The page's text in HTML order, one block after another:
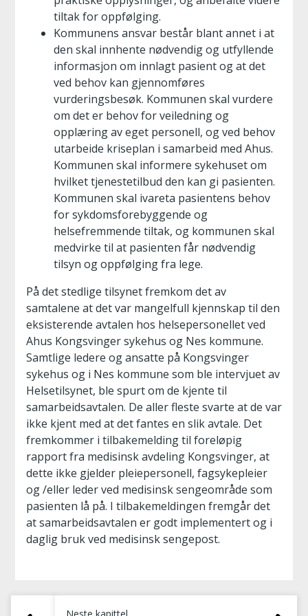
tiltak for oppfølging.
Kommunens ansvar består blant annet i at
den skal innhente nødvendig og utfyllende
informasjon om innlagt pasient og at det
ved behov kan gjennomføres
vurderingsbesøk. Kommunen skal vurdere
om det er behov for veiledning og
opplæring av eget personell, og ved behov
utarbeide kriseplan i samarbeid med Ahus.
Kommunen skal informere sykehuset om
hvilket tjenestetilbud den kan gi pasienten.
Kommunen skal ivareta pasientens behov
for sykdomsforebyggende og
helsefremmende tiltak, og kommunen skal
medvirke til at pasienten får nødvendig
tilsyn og oppfølging fra lege.
På det stedlige tilsynet fremkom det av
samtalene at det var mangelfull kjennskap til den
eksisterende avtalen hos helsepersonellet ved
Ahus Kongsvinger sykehus og Nes kommune.
Samtlige ledere og ansatte på Kongsvinger
sykehus og i Nes kommune som ble intervjuet av
Helsetilsynet, ble spurt om de kjente til
samarbeidsavtalen. De aller fleste svarte at de var
ikke kjent med at det fantes en slik avtale. Det
fremkommer i tilbakemelding til foreløpig
rapport fra medisinsk avdeling Kongsvinger, at
dette ikke gjelder pleiepersonell, fagsykepleier
og /eller leder ved medisinsk sengeområde som
pasienten lå på. I tilbakemeldingen fremgår det
at samarbeidsavtalen er godt implementert og i
daglig bruk ved medisinsk sengepost.